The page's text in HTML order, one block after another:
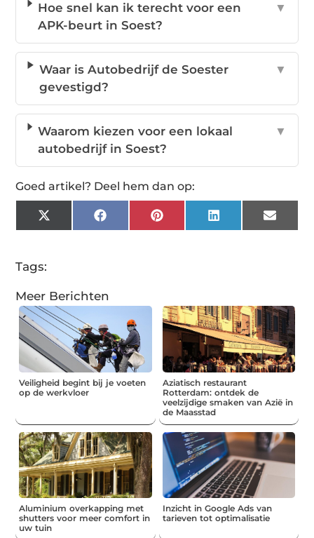
Hoe snel kan ik terecht voor een
APK-beurt in Soest?
▼
Waar is Autobedrijf de Soester
gevestigd?
▼
Waarom kiezen voor een lokaal
autobedrijf in Soest?
▼
Goed artikel? Deel hem dan op:
X
(Twitter)
FacebookPinterestLinkedInEmail
Tags:
Meer Berichten
Veiligheid begint bij je voeten
op de werkvloer
Aziatisch restaurant
Rotterdam: ontdek de
veelzijdige smaken van Azië in
de Maasstad
Aluminium overkapping met
shutters voor meer comfort in
uw tuin
Inzicht in Google Ads van
tarieven tot optimalisatie